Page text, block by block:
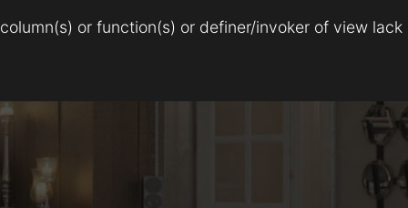
or function(s) or definer/invoker of view lack